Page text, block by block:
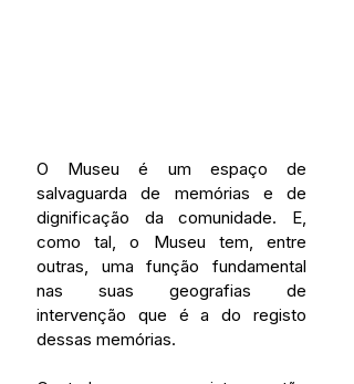
O Museu é um espaço de
salvaguarda de memórias e de
dignificação da comunidade. E,
como tal, o Museu tem, entre
outras, uma função fundamental
nas suas geografias de
intervenção que é a do registo
dessas memórias.